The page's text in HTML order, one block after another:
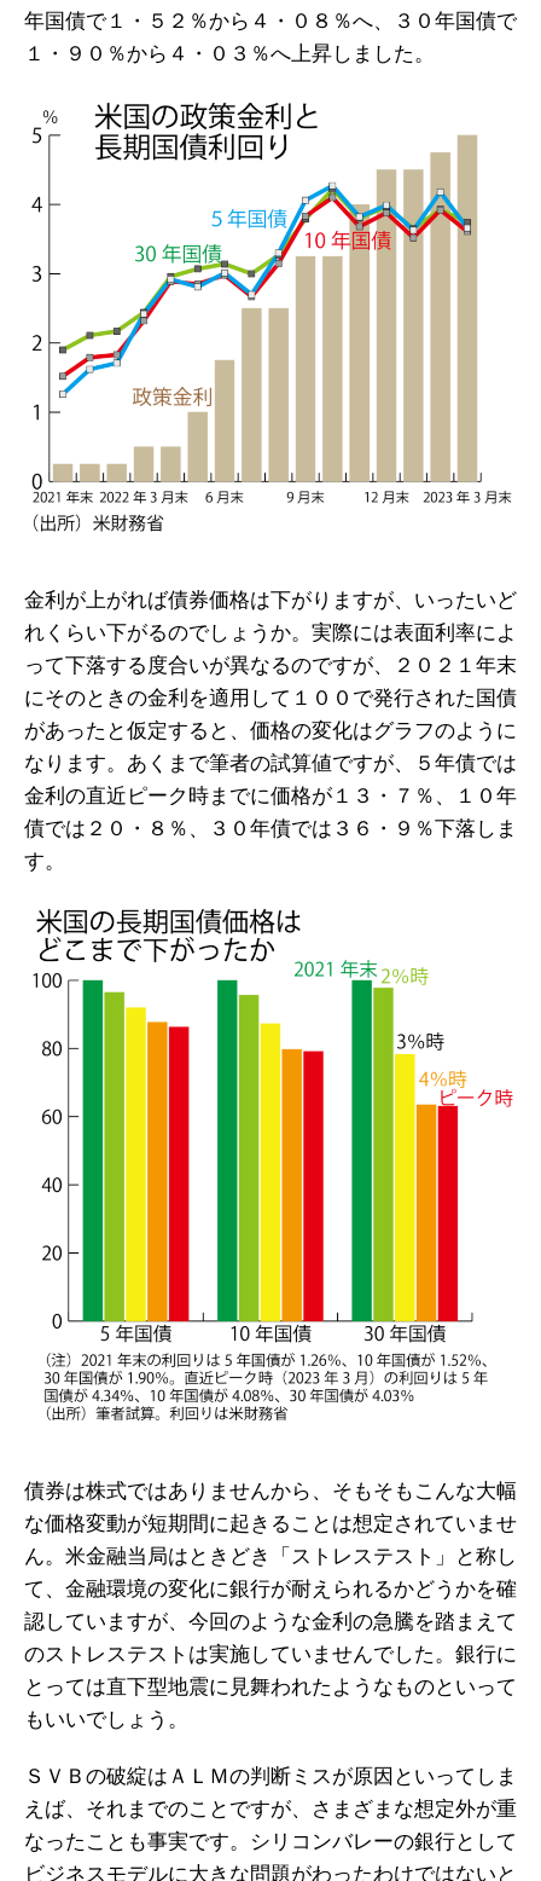
年国債で１・５２％から４・０８％へ、３０年国債で
１・９０％から４・０３％へ上昇しました。
金利が上がれば債券価格は下がりますが、いったいど
れくらい下がるのでしょうか。実際には表面利率によ
って下落する度合いが異なるのですが、２０２１年末
にそのときの金利を適用して１００で発行された国債
があったと仮定すると、価格の変化はグラフのように
なります。あくまで筆者の試算値ですが、５年債では
金利の直近ピーク時までに価格が１３・７％、１０年
債では２０・８％、３０年債では３６・９％下落しま
す。
債券は株式ではありませんから、そもそもこんな大幅
な価格変動が短期間に起きることは想定されていませ
ん。米金融当局はときどき「ストレステスト」と称し
て、金融環境の変化に銀行が耐えられるかどうかを確
認していますが、今回のような金利の急騰を踏まえて
のストレステストは実施していませんでした。銀行に
とっては直下型地震に見舞われたようなものといって
もいいでしょう。
ＳＶＢの破綻はＡＬＭの判断ミスが原因といってしま
えば、それまでのことですが、さまざまな想定外が重
なったことも事実です。シリコンバレーの銀行として
ビジネスモデルに大きな問題がわったわけではないと